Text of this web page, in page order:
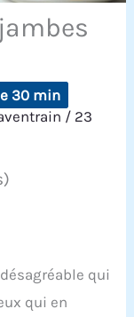
30 min
/ 23
qui
qui en